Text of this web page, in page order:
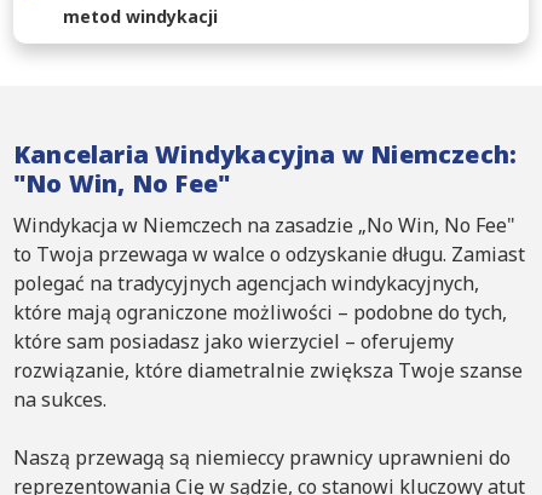
metod windykacji
Kancelaria Windykacyjna w Niemczech:
"No Win, No Fee"
Windykacja w Niemczech na zasadzie „No Win, No Fee"
to Twoja przewaga w walce o odzyskanie długu. Zamiast
polegać na tradycyjnych agencjach windykacyjnych,
które mają ograniczone możliwości – podobne do tych,
które sam posiadasz jako wierzyciel – oferujemy
rozwiązanie, które diametralnie zwiększa Twoje szanse
na sukces.
Naszą przewagą są niemieccy prawnicy uprawnieni do
reprezentowania Cię w sądzie, co stanowi kluczowy atut